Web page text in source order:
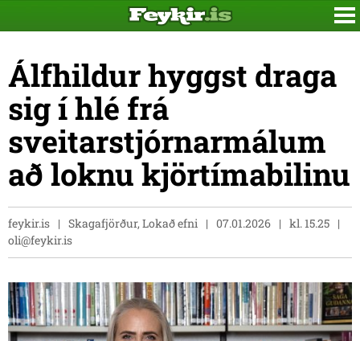
Álfhildur hyggst draga
sig í hlé frá
sveitarstjórnarmálum
að loknu kjörtímabilinu
feykir.is Skagafjörður, Lokað efni 07.01.2026
kl. 15.25
oli@feykir.is